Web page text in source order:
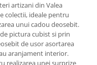
artizani din Valea
colectii, ideale pentru
unui cadou deosebit.
pictura cubist si prin
de usor asortarea
aranjament interior.
realizarea unei surprize